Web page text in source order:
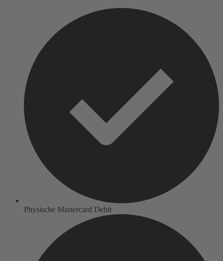
Physische Mastercard Debit